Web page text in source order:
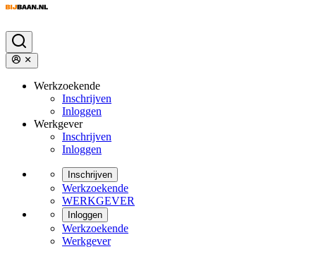
Werkzoekende
Inschrijven
Inloggen
Werkgever
Inschrijven
Inloggen
Inschrijven
Werkzoekende
WERKGEVER
Inloggen
Werkzoekende
Werkgever